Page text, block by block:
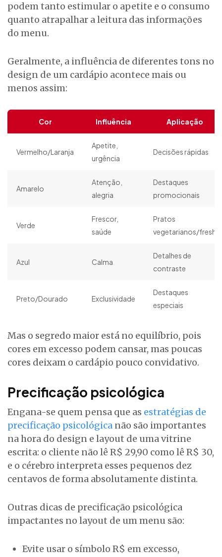
podem tanto estimular o apetite e o consumo
quanto atrapalhar a leitura das informações
do menu.
Geralmente, a influência de diferentes tons no
design de um cardápio acontece mais ou
menos assim:
Cor Influência Aplicação
Vermelho/Laranja
Apetite,
urgência
Decisões rápidas
Amarelo
Atenção,
alegria
Destaques
promocionais
Verde
Frescor,
saúde
Pratos
vegetarianos/fresh
Azul Calma
Detalhes de
contraste
Preto/Dourado Exclusividade
Destaques
especiais
Mas o segredo maior está no equilíbrio, pois
cores em excesso podem cansar, mas poucas
cores deixam o cardápio pouco convidativo.
Precificação psicológica
Engana-se quem pensa que as estratégias de
precificação psicológica não são importantes
na hora do design e layout de uma vitrine
escrita: o cliente não lê R$ 29,90 como lê R$ 30,
e o cérebro interpreta esses pequenos dez
centavos de forma absolutamente distinta.
Outras dicas de precificação psicológica
impactantes no layout de um menu são:
Evite usar o símbolo R$ em excesso,